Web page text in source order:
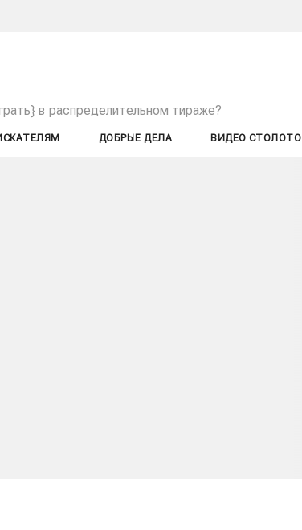
в распределительном тираже?
ДОБРЫЕ ДЕЛА ВИДЕО СТОЛОТО